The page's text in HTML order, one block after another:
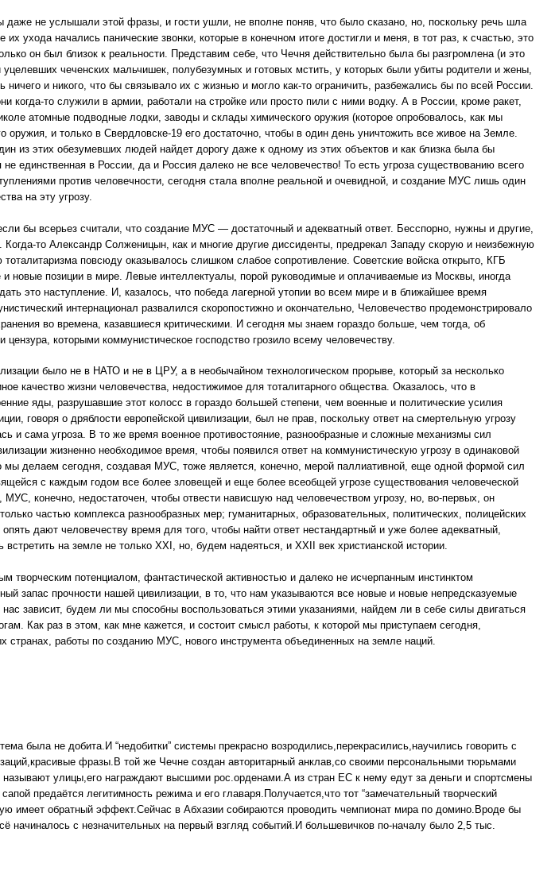
не услышали этой фразы, и гости ушли, не вполне поняв, что было сказано, но, поскольку речь шла
ухода начались панические звонки, которые в конечном итоге достигли и меня, в тот раз, к счастью, это
он был близок к реальности. Представим себе, что Чечня действительно была бы разгромлена (и это
чеченских мальчишек, полубезумных и готовых мстить, у которых были убиты родители и жены,
и никого, что бы связывало их с жизнью и могло как-то ограничить, разбежались бы по всей России.
когда-то служили в армии, работали на стройке или просто пили с ними водку. А в России, кроме ракет,
атомные подводные лодки, заводы и склады химического оружия (которое опробовалось, как мы
оружия, и только в Свердловске-19 его достаточно, чтобы в один день уничтожить все живое на Земле.
из этих обезумевших людей найдет дорогу даже к одному из этих объектов и как близка была бы
единственная в России, да и Россия далеко не все человечество! То есть угроза существованию всего
против человечности, сегодня стала вполне реальной и очевидной, и создание МУС лишь один
на эту угрозу.
бы всерьез считали, что создание МУС — достаточный и адекватный ответ. Бесспорно, нужны и другие,
то Александр Солженицын, как и многие другие диссиденты, предрекал Западу скорую и неизбежную
тоталитаризма повсюду оказывалось слишком слабое сопротивление. Советские войска открыто, КГБ
и новые позиции в мире. Левые интеллектуалы, порой руководимые и оплачиваемые из Москвы, иногда
это наступление. И, казалось, что победа лагерной утопии во всем мире и в ближайшее время
интернационал развалился скоропостижно и окончательно, Человечество продемонстрировало
во времена, казавшиеся критическими. И сегодня мы знаем гораздо больше, чем тогда, об
которыми коммунистическое господство грозило всему человечеству.
было не в НАТО и не в ЦРУ, а в необычайном технологическом прорыве, который за несколько
качество жизни человечества, недостижимое для тоталитарного общества. Оказалось, что в
яды, разрушавшие этот колосс в гораздо большей степени, чем военные и политические усилия
говоря о дряблости европейской цивилизации, был не прав, поскольку ответ на смертельную угрозу
и сама угроза. В то же время военное противостояние, разнообразные и сложные механизмы сил
жизненно необходимое время, чтобы появился ответ на коммунистическую угрозу в одинаковой
мы делаем сегодня, создавая МУС, тоже является, конечно, мерой паллиативной, еще одной формой сил
с каждым годом все более зловещей и еще более всеобщей угрозе существования человеческой
конечно, недостаточен, чтобы отвести нависшую над человечеством угрозу, но, во-первых, он
частью комплекса разнообразных мер; гуманитарных, образовательных, политических, полицейских
дают человечеству время для того, чтобы найти ответ нестандартный и уже более адекватный,
на земле не только XXI, но, будем надеяться, и XXII век христианской истории.
творческим потенциалом, фантастической активностью и далеко не исчерпанным инстинктом
запас прочности нашей цивилизации, в то, что нам указываются все новые и новые непредсказуемые
зависит, будем ли мы способны воспользоваться этими указаниями, найдем ли в себе силы двигаться
Как раз в этом, как мне кажется, и состоит смысл работы, к которой мы приступаем сегодня,
странах, работы по созданию МУС, нового инструмента объединенных на земле наций.
была не добита.И “недобитки” системы прекрасно возродились,перекрасились,научились говорить с
фразы.В той же Чечне создан авторитарный анклав,со своими персональными тюрьмами
улицы,его награждают высшими рос.орденами.А из стран ЕС к нему едут за деньги и спортсмены
предаётся легитимность режима и его главаря.Получается,что тот “замечательный творческий
имеет обратный эффект.Сейчас в Абхазии собираются проводить чемпионат мира по домино.Вроде бы
начиналось с незначительных на первый взгляд событий.И большевичков по-началу было 2,5 тыс.